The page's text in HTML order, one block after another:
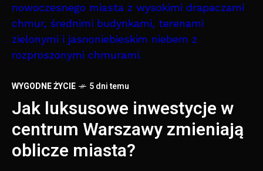
WYGODNE ŻYCIE 5 dni temu
Jak luksusowe inwestycje w
centrum Warszawy zmieniają
oblicze miasta?